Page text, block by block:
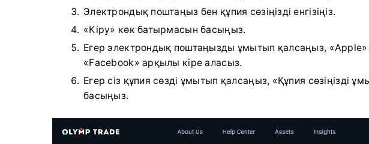
Электрондық поштаңыз бен құпия сөзіңізді енгізіңіз.
«Кіру» көк батырмасын басыңыз.
Егер электрондық поштаңызды ұмытып қалсаңыз,
«Facebook» арқылы кіре аласыз.
Егер сіз құпия сөзді ұмытып қалсаңыз, «Құпия сөзіңізді
басыңыз.